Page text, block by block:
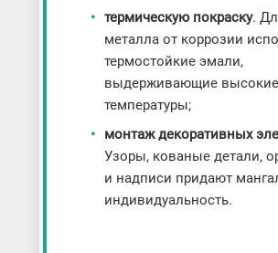
термическую покраску.
металла от коррозии
термостойкие эмали,
выдерживающие высокие
температуры;
монтаж декоративных
Узоры, кованые детали,
и надписи придают
индивидуальность.